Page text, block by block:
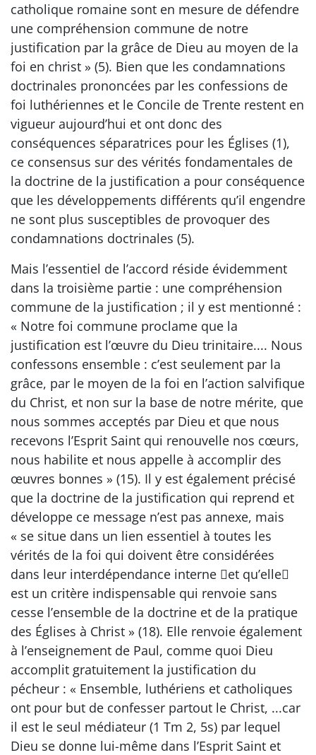
catholique romaine sont en mesure de défendre
une compréhension commune de notre
justification par la grâce de Dieu au moyen de la
foi en christ » (5). Bien que les condamnations
doctrinales prononcées par les confessions de
foi luthériennes et le Concile de Trente restent en
vigueur aujourd’hui et ont donc des
conséquences séparatrices pour les Églises (1),
ce consensus sur des vérités fondamentales de
la doctrine de la justification a pour conséquence
que les développements différents qu’il engendre
ne sont plus susceptibles de provoquer des
condamnations doctrinales (5).
Mais l’essentiel de l’accord réside évidemment
dans la troisième partie : une compréhension
commune de la justification ; il y est mentionné :
« Notre foi commune proclame que la
justification est l’œuvre du Dieu trinitaire.... Nous
confessons ensemble : c’est seulement par la
grâce, par le moyen de la foi en l’action salvifique
du Christ, et non sur la base de notre mérite, que
nous sommes acceptés par Dieu et que nous
recevons l’Esprit Saint qui renouvelle nos cœurs,
nous habilite et nous appelle à accomplir des
œuvres bonnes » (15). Il y est également précisé
que la doctrine de la justification qui reprend et
développe ce message n’est pas annexe, mais
« se situe dans un lien essentiel à toutes les
vérités de la foi qui doivent être considérées
dans leur interdépendance interne et qu’elle
est un critère indispensable qui renvoie sans
cesse l’ensemble de la doctrine et de la pratique
des Églises à Christ » (18). Elle renvoie également
à l’enseignement de Paul, comme quoi Dieu
accomplit gratuitement la justification du
pécheur : « Ensemble, luthériens et catholiques
ont pour but de confesser partout le Christ, ...car
il est le seul médiateur (1 Tm 2, 5s) par lequel
Dieu se donne lui-même dans l’Esprit Saint et